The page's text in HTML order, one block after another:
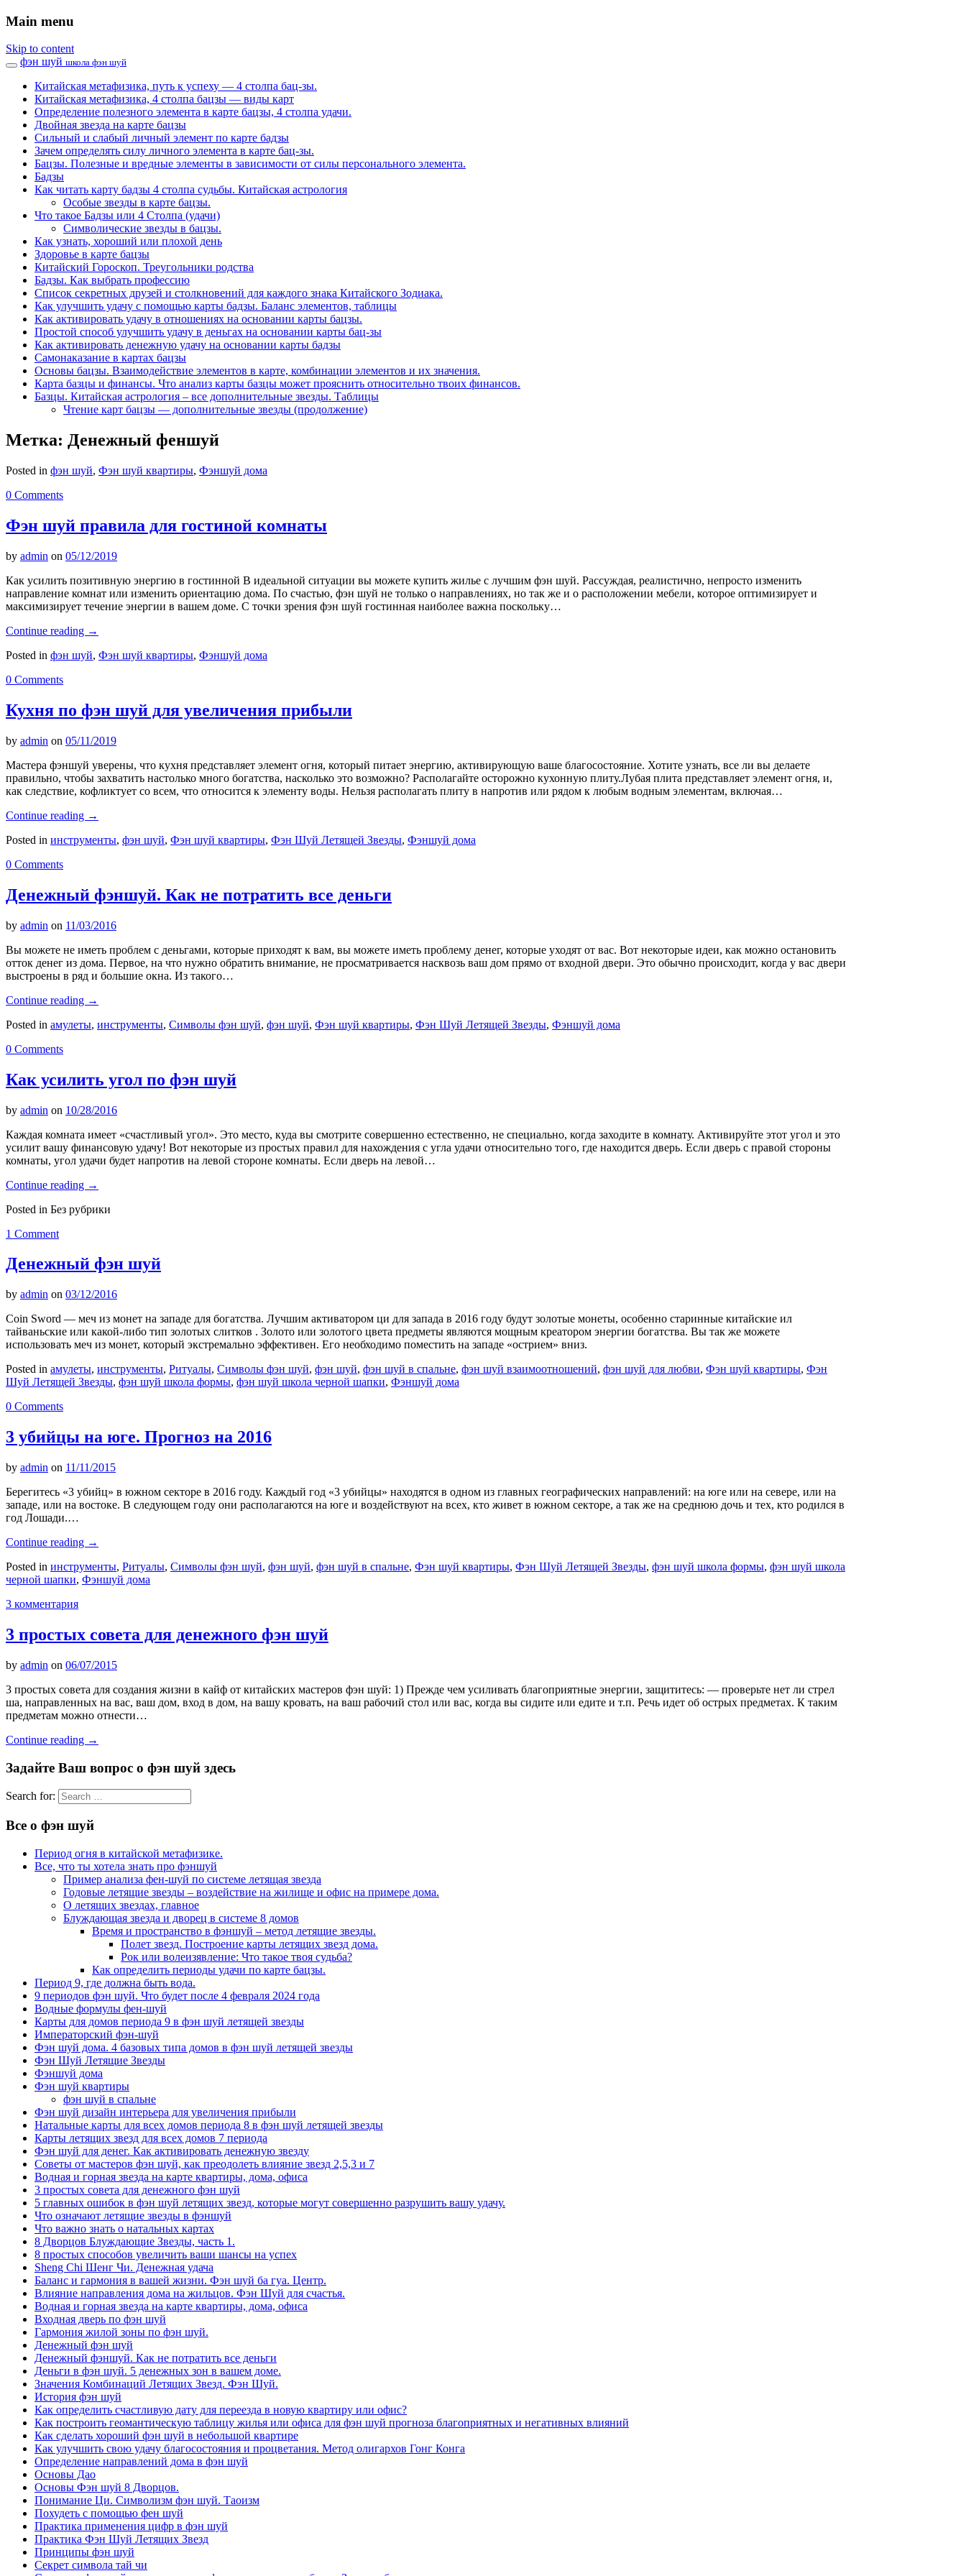
Main menu
Skip to content
фэн шуй школа фэн шуй
Китайская метафизика, путь к успеху — 4 столпа бац-зы.
Китайская метафизика, 4 столпа бацзы — виды карт
Определение полезного элемента в карте бацзы, 4 столпа удачи.
Двойная звезда на карте бацзы
Сильный и слабый личный элемент по карте бадзы
Зачем определять силу личного элемента в карте бац-зы.
Бацзы. Полезные и вредные элементы в зависимости от силы персонального элемента.
Бадзы
Как читать карту бадзы 4 столпа судьбы. Китайская астрология
Особые звезды в карте бацзы.
Что такое Бадзы или 4 Столпа (удачи)
Символические звезды в бацзы.
Как узнать, хороший или плохой день
Здоровье в карте бацзы
Китайский Гороскоп. Треугольники родства
Бадзы. Как выбрать профессию
Список секретных друзей и cтолкновений для каждого знака Китайского Зодиака.
Как улучшить удачу с помощью карты бадзы. Баланс элементов, таблицы
Как активировать удачу в отношениях на основании карты бацзы.
Простой способ улучшить удачу в деньгах на основании карты бац-зы
Как активировать денежную удачу на основании карты бадзы
Самонаказание в картах бацзы
Основы бацзы. Взаимодействие элементов в карте, комбинации элементов и их значения.
Карта базцы и финансы. Что анализ карты базцы может прояснить относительно твоих финансов.
Базцы. Китайская астрология – все дополнительные звезды. Таблицы
Чтение карт бацзы — дополнительные звезды (продолжение)
Метка: Денежный феншуй
Posted in фэн шуй, Фэн шуй квартиры, Фэншуй дома
0 Comments
Фэн шуй правила для гостиной комнаты
by admin on 05/12/2019
Как усилить позитивную энергию в гостинной В идеальной ситуации вы можете купить жилье с лучшим фэн шуй. Рассуждая, реалистично, непросто изменить
направление комнат или изменить ориентацию дома. По счастью, фэн шуй не только о направлениях, но так же и о расположении мебели, которое оптимизирует и
максимизирует течение энергии в вашем доме. С точки зрения фэн шуй гостинная наиболее важна поскольку…
Continue reading →
Posted in фэн шуй, Фэн шуй квартиры, Фэншуй дома
0 Comments
Кухня по фэн шуй для увеличения прибыли
by admin on 05/11/2019
Мастера фэншуй уверены, что кухня представляет элемент огня, который питает энергию, активирующую ваше благосостояние. Хотите узнать, все ли вы делаете
правильно, чтобы захватить настолько много богатства, насколько это возможно? Располагайте осторожно кухонную плиту.Лубая плита представляет элемент огня, и,
как следствие, кофликтует со всем, что относится к элементу воды. Нельзя располагать плиту в напротив или рядом к любым водным элементам, включая…
Continue reading →
Posted in инструменты, фэн шуй, Фэн шуй квартиры, Фэн Шуй Летящей Звезды, Фэншуй дома
0 Comments
Денежный фэншуй. Как не потратить все деньги
by admin on 11/03/2016
Вы можете не иметь проблем с деньгами, которые приходят к вам, вы можете иметь проблему денег, которые уходят от вас. Вот некоторые идеи, как можно остановить
отток денег из дома. Первое, на что нужно обратить внимание, не просматривается насквозь ваш дом прямо от входной двери. Это обычно происходит, когда у вас двери
выстроены в ряд и большие окна. Из такого…
Continue reading →
Posted in амулеты, инструменты, Символы фэн шуй, фэн шуй, Фэн шуй квартиры, Фэн Шуй Летящей Звезды, Фэншуй дома
0 Comments
Как усилить угол по фэн шуй
by admin on 10/28/2016
Каждая комната имеет «счастливый угол». Это место, куда вы смотрите совершенно естественно, не специально, когда заходите в комнату. Активируйте этот угол и это
усилит вашу финансовую удачу! Вот некоторые из простых правил для нахождения с угла удачи относительно того, где находится дверь. Если дверь с правой стороны
комнаты, угол удачи будет напротив на левой стороне комнаты. Если дверь на левой…
Continue reading →
Posted in Без рубрики
1 Comment
Денежный фэн шуй
by admin on 03/12/2016
Coin Sword — меч из монет на западе для богатства. Лучшим активатором ци для запада в 2016 году будут золотые монеты, особенно старинные китайские ил
тайваньские или какой-либо тип золотых слитков . Золото или золотого цвета предметы являются мощным креатором энергии богатства. Вы так же можете
использовать меч из монет, который экстремально эффективен. Его необходимо поместить на западе «острием» вниз.
Posted in амулеты, инструменты, Ритуалы, Символы фэн шуй, фэн шуй, фэн шуй в спальне, фэн шуй взаимоотношений, фэн шуй для любви, Фэн шуй квартиры, Фэн
Шуй Летящей Звезды, фэн шуй школа формы, фэн шуй школа черной шапки, Фэншуй дома
0 Comments
3 убийцы на юге. Прогноз на 2016
by admin on 11/11/2015
Берегитесь «3 убийц» в южном секторе в 2016 году. Каждый год «3 убийцы» находятся в одном из главных географических направлений: на юге или на севере, или на
западе, или на востоке. В следующем году они располагаются на юге и воздействуют на всех, кто живет в южном секторе, а так же на среднюю дочь и тех, кто родился в
год Лошади.…
Continue reading →
Posted in инструменты, Ритуалы, Символы фэн шуй, фэн шуй, фэн шуй в спальне, Фэн шуй квартиры, Фэн Шуй Летящей Звезды, фэн шуй школа формы, фэн шуй школа
черной шапки, Фэншуй дома
3 комментария
3 простых совета для денежного фэн шуй
by admin on 06/07/2015
3 простых совета для создания жизни в кайф от китайских мастеров фэн шуй: 1) Прежде чем усиливать благоприятные энергии, защититесь: — проверьте нет ли стрел
ша, направленных на вас, ваш дом, вход в дом, на вашу кровать, на ваш рабочий стол или вас, когда вы сидите или едите и т.п. Речь идет об острых предметах. К таким
предметам можно отнести…
Continue reading →
Задайте Ваш вопрос о фэн шуй здесь
Search for:
Все о фэн шуй
Период огня в китайской метафизике.
Все, что ты хотела знать про фэншуй
Пример анализа фен-шуй по системе летящая звезда
Годовые летящие звезды – воздействие на жилище и офис на примере дома.
О летящих звездах, главное
Блуждающая звезда и дворец в системе 8 домов
Время и пространство в фэншуй – метод летящие звезды.
Полет звезд. Построение карты летящих звезд дома.
Рок или волеизявление: Что такое твоя судьба?
Как определить периоды удачи по карте бацзы.
Период 9, где должна быть вода.
9 периодов фэн шуй. Что будет после 4 февраля 2024 года
Водные формулы фен-шуй
Карты для домов периода 9 в фэн шуй летящей звезды
Императорский фэн-шуй
Фэн шуй дома. 4 базовых типа домов в фэн шуй летящей звезды
Фэн Шуй Летящие Звезды
Фэншуй дома
Фэн шуй квартиры
фэн шуй в спальне
Фэн шуй дизайн интерьера для увеличения прибыли
Натальные карты для всех домов периода 8 в фэн шуй летящей звезды
Карты летящих звезд для всех домов 7 периода
Фэн шуй для денег. Как активировать денежную звезду
Советы от мастеров фэн шуй, как преодолеть влияние звезд 2,5,3 и 7
Водная и горная звезда на карте квартиры, дома, офиса
3 простых совета для денежного фэн шуй
5 главных ошибок в фэн шуй летящих звезд, которые могут совершенно разрушить вашу удачу.
Что означают летящие звезды в фэншуй
Что важно знать о натальных картах
8 Дворцов Блуждающие Звезды, часть 1.
8 простых способов увеличить ваши шансы на успех
Sheng Chi Шенг Чи. Денежная удача
Баланс и гармония в вашей жизни. Фэн шуй ба гуа. Центр.
Влияние направления дома на жильцов. Фэн Шуй для счастья.
Водная и горная звезда на карте квартиры, дома, офиса
Входная дверь по фэн шуй
Гармония жилой зоны по фэн шуй.
Денежный фэн шуй
Денежный фэншуй. Как не потратить все деньги
Деньги в фэн шуй. 5 денежных зон в вашем доме.
Значения Комбинаций Летящих Звезд. Фэн Шуй.
История фэн шуй
Как определить счастливую дату для переезда в новую квартиру или офис?
Как построить геомантическую таблицу жилья или офиса для фэн шуй прогноза благоприятных и негативных влияний
Как сделать хороший фэн шуй в небольшой квартире
Как улучшить свою удачу благосостояния и процветания. Метод олигархов Гонг Конга
Определение направлений дома в фэн шуй
Основы Дао
Основы Фэн шуй 8 Дворцов.
Понимание Ци. Символизм фэн шуй. Таоизм
Похудеть с помощью фен шуй
Практика применения цифр в фэн шуй
Практика Фэн Шуй Летящих Звезд
Принципы фэн шуй
Секрет символа тай чи